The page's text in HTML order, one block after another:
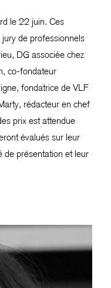
le 22 juin. Ces
de professionnels
DG associée chez
co-fondateur
fondatrice de VLF
rédacteur en chef
prix est attendue
évalués sur leur
de présentation et leur